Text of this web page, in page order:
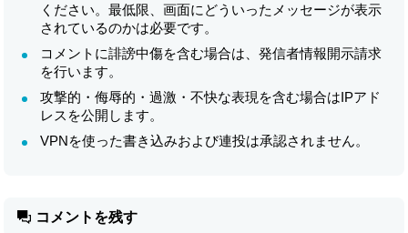
ください。最低限、画面にどういったメッセージが表示
されているのかは必要です。
コメントに誹謗中傷を含む場合は、発信者情報開示請求
を行います。
攻撃的・侮辱的・過激・不快な表現を含む場合はIPアド
レスを公開します。
VPNを使った書き込みおよび連投は承認されません。
コメントを残す